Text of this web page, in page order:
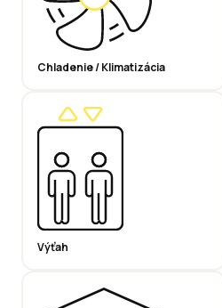
Chladenie / Klimatizácia
Výťah